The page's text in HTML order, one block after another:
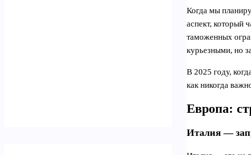
Когда мы
аспект, который
таможенных
курьезными, но
В 2025 году,
как никогда
Европа:
Италия —